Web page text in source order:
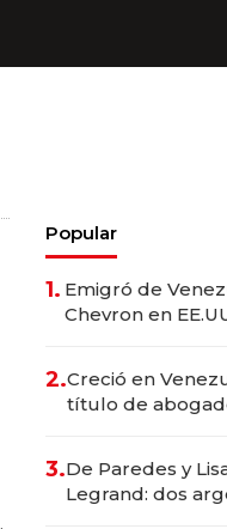
Popular
1. Emigró de
Chevron en
2.Creció en
título de
3.De Paredes y
Legrand: dos